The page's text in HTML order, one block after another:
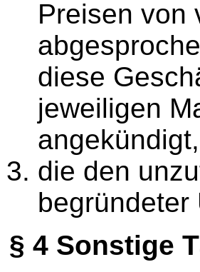
Preisen von
diese
jeweiligen
die den
begründeter
§ 4 Sonstige